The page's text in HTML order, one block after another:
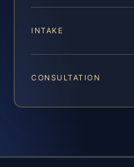
INTAKE
CONSULTATION